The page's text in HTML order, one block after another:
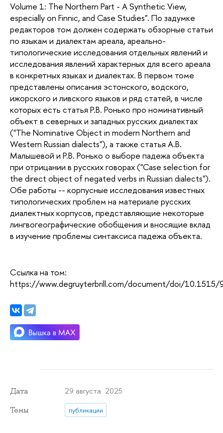
Volume 1: The Northern Part - A Synthetic View,
especially on Finnic, and Case Studies". По задумке
редакторов том должен содержать обзорные статьи
по языкам и диалектам ареала, ареально-
типологические исследования отдельных явлений и
исследования явлений характерных для всего ареала
в конкретных языках и диалектах. В первом томе
представлены описания эстонского, водского,
ижорского и ливского языков и ряд статей, в числе
которых есть статья Р.В. Ронько про номинативный
объект в северных и западных русских диалектах
("The Nominative Object in modern Northern and
Western Russian dialects"), а также статья А.В.
Малышевой и Р.В. Ронько о выборе падежа объекта
при отрицании в русских говорах ("Case selection for
the direct object of negated verbs in Russian dialects").
Обе работы -- корпусные исследования известных
типологических проблем на материале русских
диалектных корпусов, представляющие некоторые
лингвогеографические обобщения и вносящие вклад
в изучение проблемы синтаксиса падежа объекта.
Ссылка на том:
https://www.degruyterbrill.com/document/doi/
Дата 29 августа 2025
Темы публикации